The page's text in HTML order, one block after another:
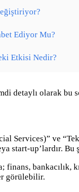
Ediyor Mu?
Etkisi Nedir?
detaylı olarak bu
Services)” ve
start-up’lardır.
finans,
görülebilir.